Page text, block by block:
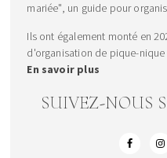
mariée", un guide pour
Ils ont également monté en
d'organisation de pique-nique
En savoir plus
SUIVEZ-NOUS